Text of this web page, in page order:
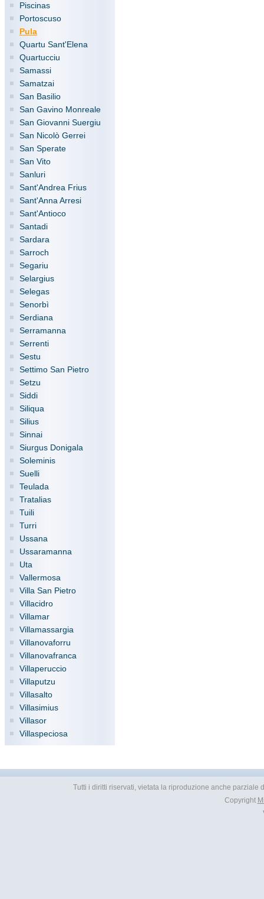
Piscinas
Portoscuso
Pula
Quartu Sant'Elena
Quartucciu
Samassi
Samatzai
San Basilio
San Gavino Monreale
San Giovanni Suergiu
San Nicolò Gerrei
San Sperate
San Vito
Sanluri
Sant'Andrea Frius
Sant'Anna Arresi
Sant'Antioco
Santadi
Sardara
Sarroch
Segariu
Selargius
Selegas
Senorbì
Serdiana
Serramanna
Serrenti
Sestu
Settimo San Pietro
Setzu
Siddi
Siliqua
Silius
Sinnai
Siurgus Donigala
Soleminis
Suelli
Teulada
Tratalias
Tuili
Turri
Ussana
Ussaramanna
Uta
Vallermosa
Villa San Pietro
Villacidro
Villamar
Villamassargia
Villanovaforru
Villanovafranca
Villaperuccio
Villaputzu
Villasalto
Villasimius
Villasor
Villaspeciosa
Tutti i diritti riservati, vietata la riproduzione anche
Copyright